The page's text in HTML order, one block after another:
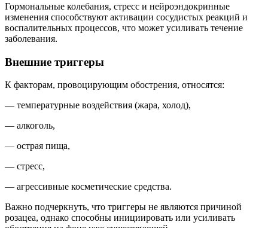
Гормональные колебания, стресс и нейроэндокринные
изменения способствуют активации сосудистых реакций и
воспалительных процессов, что может усиливать течение
заболевания.
Внешние триггеры
К факторам, провоцирующим обострения, относятся:
— температурные воздействия (жара, холод),
— алкоголь,
— острая пища,
— стресс,
— агрессивные косметические средства.
Важно подчеркнуть, что триггеры не являются причиной
розацеа, однако способны инициировать или усиливать